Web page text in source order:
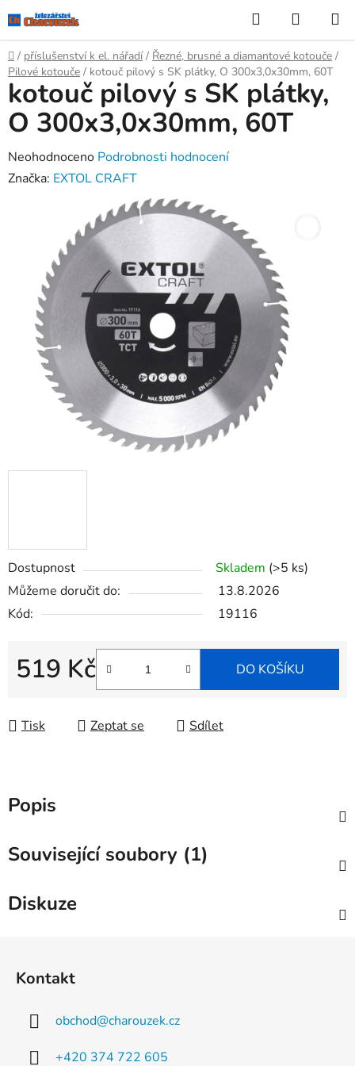
na
obsah
Hledat
KOŠÍK
Domů
/ příslušenství k el. nářadí / Řezné, brusné a diamantové kotouče /
Pilové kotouče / kotouč pilový s SK plátky, O 300x3,0x30mm, 60T
Dostupnost Skladem (>5 ks)
Můžeme doručit do:
13.8.2026
Kód:
19116
519 Kč DO KOŠÍKU
Tisk Zeptat se Sdílet
kotouč pilový s SK plátky,
O 300x3,0x30mm, 60T
Průměrné
hodnocení
hvězdiček.
Neohodnoceno Podrobnosti hodnocení
Značka: EXTOL CRAFT
Popis
Související soubory (1)
Diskuze
Kontakt
obchod@charouzek.cz
+420 374 722 605